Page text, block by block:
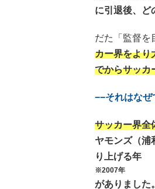
に引退後、ど
だた「監督を
カー界をより
でからサッカ
−−それはなぜ
サッカー界全
ヤモンズ（浦
り上げる年
※2007年
がありました。